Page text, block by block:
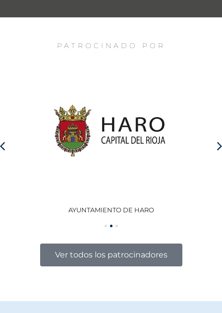
PATROCINADO POR
AYUNTAMIENTO DE HARO
Ver todos los patrocinadores